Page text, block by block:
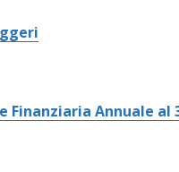
Finanziaria Annuale al